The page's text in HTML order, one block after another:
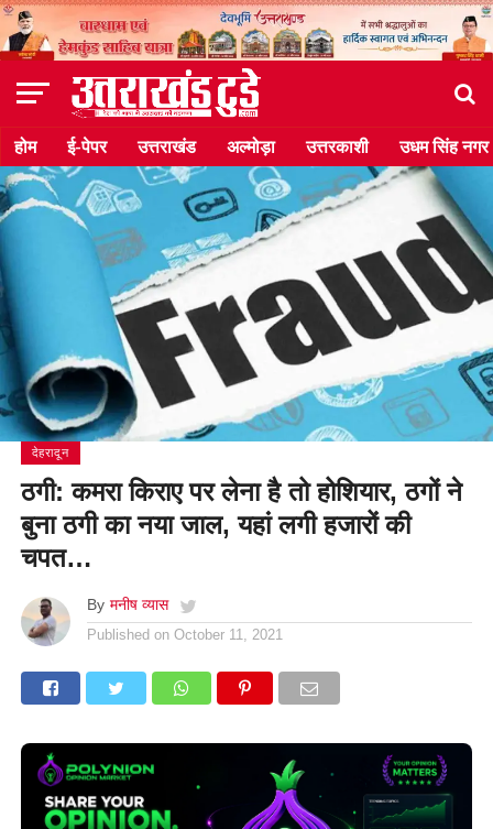
होम ई-पेपर उत्तराखंड अल्मोड़ा उत्तरकाशी उधम सिंह नगर
देहरादून
ठगी: कमरा किराए पर लेना है तो होशियार, ठगों ने
बुना ठगी का नया जाल, यहां लगी हजारों की
चपत…
By मनीष व्यास
Published on October 11, 2021